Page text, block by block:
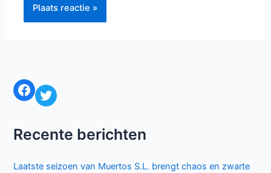
Facebook Twitter
Recente berichten
Laatste seizoen van Muertos S.L. brengt chaos en zwarte